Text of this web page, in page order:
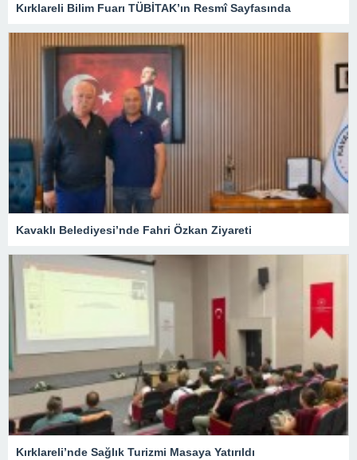
Kırklareli Bilim Fuarı TÜBİTAK’ın Resmî Sayfasında
Kavaklı Belediyesi’nde Fahri Özkan Ziyareti
Kırklareli’nde Sağlık Turizmi Masaya Yatırıldı